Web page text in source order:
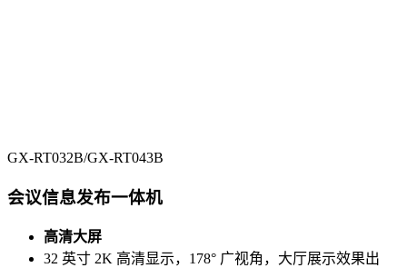
GX-RT032B/GX-RT043B
会议信息发布一体机
高清大屏
32 英寸 2K 高清显示，178° 广视角，大厅展示效果出